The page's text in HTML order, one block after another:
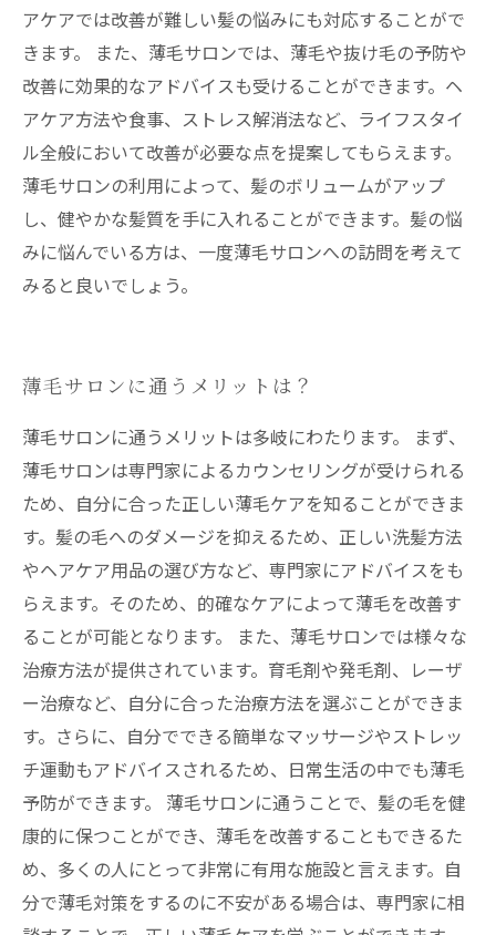
アケアでは改善が難しい髪の悩みにも対応することがで
きます。 また、薄毛サロンでは、薄毛や抜け毛の予防や
改善に効果的なアドバイスも受けることができます。ヘ
アケア方法や食事、ストレス解消法など、ライフスタイ
ル全般において改善が必要な点を提案してもらえます。
薄毛サロンの利用によって、髪のボリュームがアップ
し、健やかな髪質を手に入れることができます。髪の悩
みに悩んでいる方は、一度薄毛サロンへの訪問を考えて
みると良いでしょう。
薄毛サロンに通うメリットは？
薄毛サロンに通うメリットは多岐にわたります。 まず、
薄毛サロンは専門家によるカウンセリングが受けられる
ため、自分に合った正しい薄毛ケアを知ることができま
す。髪の毛へのダメージを抑えるため、正しい洗髪方法
やヘアケア用品の選び方など、専門家にアドバイスをも
らえます。そのため、的確なケアによって薄毛を改善す
ることが可能となります。 また、薄毛サロンでは様々な
治療方法が提供されています。育毛剤や発毛剤、レーザ
ー治療など、自分に合った治療方法を選ぶことができま
す。さらに、自分でできる簡単なマッサージやストレッ
チ運動もアドバイスされるため、日常生活の中でも薄毛
予防ができます。 薄毛サロンに通うことで、髪の毛を健
康的に保つことができ、薄毛を改善することもできるた
め、多くの人にとって非常に有用な施設と言えます。自
分で薄毛対策をするのに不安がある場合は、専門家に相